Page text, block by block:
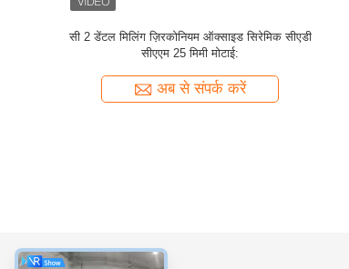
तोसोह पाउडर पारभासी ज़िरकोनियम ऑक्साइड सिरेमिक
डिस्क रोलैंड डी 2 98 * 18 मिमी
अब से संपर्क करें